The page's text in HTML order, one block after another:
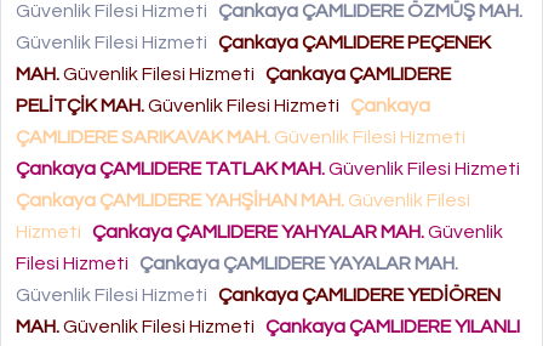
Güvenlik Filesi Hizmeti
Çankaya ÇAMLIDERE ÖZMÜŞ MAH.
Güvenlik Filesi Hizmeti
Çankaya ÇAMLIDERE PEÇENEK
MAH.Güvenlik Filesi Hizmeti
Çankaya ÇAMLIDERE
PELİTÇİK MAH.Güvenlik Filesi Hizmeti
Çankaya
ÇAMLIDERE SARIKAVAK MAH. Güvenlik Filesi Hizmeti
Çankaya ÇAMLIDERE TATLAK MAH.Güvenlik Filesi Hizmeti
Çankaya ÇAMLIDERE YAHŞİHAN MAH. Güvenlik Filesi
Hizmeti
Çankaya ÇAMLIDERE YAHYALAR MAH.Güvenlik
Filesi Hizmeti
Çankaya ÇAMLIDERE YAYALAR MAH.
Güvenlik Filesi Hizmeti
Çankaya ÇAMLIDERE YEDİÖREN
MAH.Güvenlik Filesi Hizmeti
Çankaya ÇAMLIDERE YILANLI